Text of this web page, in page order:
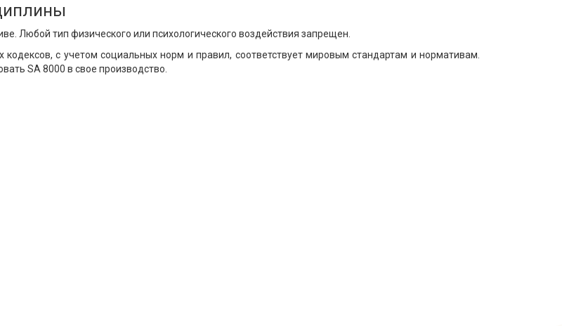
Любой тип физического или психологического воздействия запрещен.
с учетом социальных норм и правил, соответствует мировым стандартам и нормативам.
SA 8000 в свое производство.